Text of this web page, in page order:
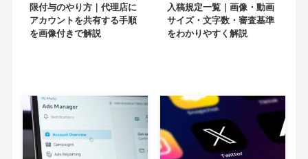
限付与のやり方｜代理店に
アカウントを共有する手順
を画像付きで解説
入稿規定一覧｜画像・動画
サイズ・文字数・審査基準
をわかりやすく解説